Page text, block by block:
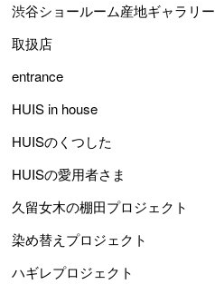
渋谷ショールーム産地ギャラリー
取扱店
entrance
HUIS in house
HUISのくつした
HUISの愛用者さま
久留女木の棚田プロジェクト
染め替えプロジェクト
ハギレプロジェクト